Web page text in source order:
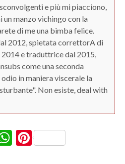
e più mi piacciono,
un manzo vichingo con la
di me una bimba felice.
2012, spietata correttorA di
e traduttrice dal 2015,
come una seconda
in maniera viscerale la
Non esiste, deal with
WhatsApp
Pinterest